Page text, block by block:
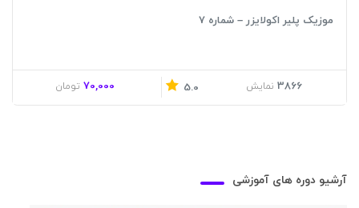
موزیک پلیر اکولایزر – شماره 7
3866 نمایش 5.0
70,000 تومان
آرشیو دوره های آموزشی